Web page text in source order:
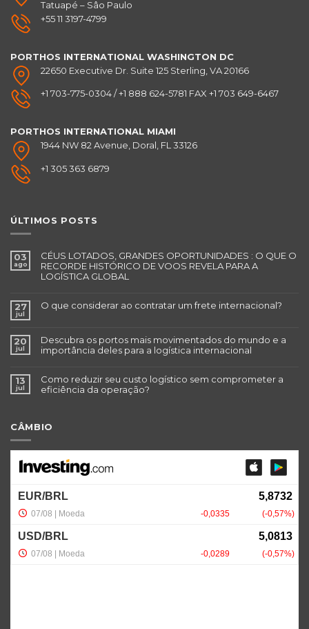
Tatuapé – Sâo Paulo
+55 11 3197-4799
PORTHOS INTERNATIONAL WASHINGTON DC
22650 Executive Dr. Suite 125 Sterling, VA 20166
+1 703-775-0304 / +1 888 624-5781 FAX +1 703 649-6467
PORTHOS INTERNATIONAL MIAMI
1944 NW 82 Avenue, Doral, FL 33126
+1 305 363 6879
ÚLTIMOS POSTS
03
ago
CÉUS LOTADOS, GRANDES OPORTUNIDADES : O QUE O
RECORDE HISTÓRICO DE VOOS REVELA PARA A
LOGÍSTICA GLOBAL
27
jul
O que considerar ao contratar um frete internacional?
20
jul
Descubra os portos mais movimentados do mundo e a
importância deles para a logística internacional
13
jul
Como reduzir seu custo logístico sem comprometer a
eficiência da operação?
CÂMBIO